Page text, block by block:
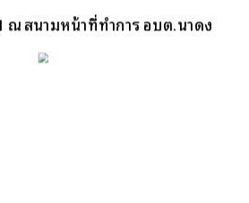
ณ สนามหน้าที่ทำการ อบต.นาดง